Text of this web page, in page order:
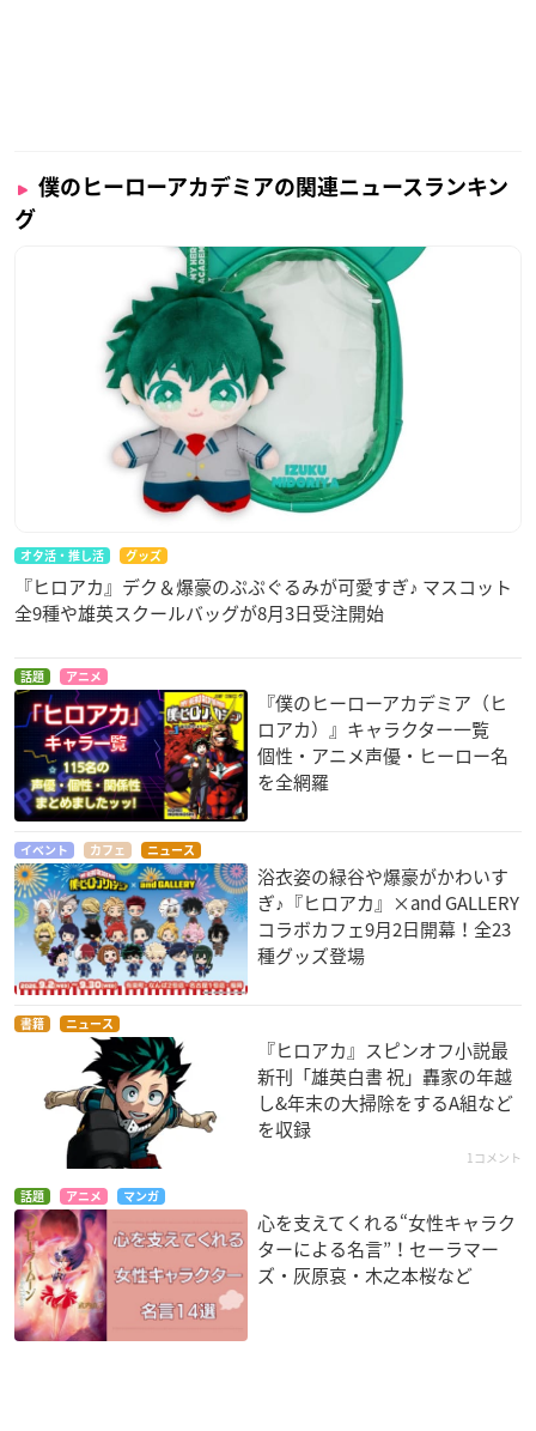
僕のヒーローアカデミアの関連ニュースランキン
グ
オタ活・推し活 グッズ
『ヒロアカ』デク＆爆豪のぷぷぐるみが可愛すぎ♪ マスコット
全9種や雄英スクールバッグが8月3日受注開始
話題 アニメ
『僕のヒーローアカデミア（ヒ
ロアカ）』キャラクター一覧
個性・アニメ声優・ヒーロー名
を全網羅
イベント カフェ ニュース
浴衣姿の緑谷や爆豪がかわいす
ぎ♪『ヒロアカ』×and GALLERY
コラボカフェ9月2日開幕！全23
種グッズ登場
書籍 ニュース
『ヒロアカ』スピンオフ小説最
新刊「雄英白書 祝」轟家の年越
し&年末の大掃除をするA組など
を収録
1コメント
話題 アニメ マンガ
心を支えてくれる“女性キャラク
ターによる名言”！セーラマー
ズ・灰原哀・木之本桜など